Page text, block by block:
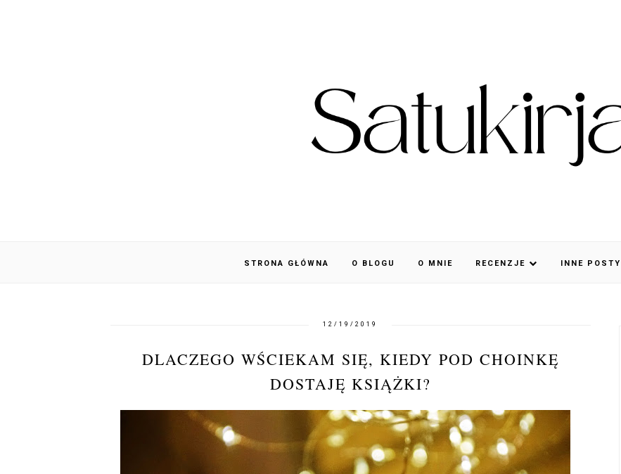
STRONA GŁÓWNA O BLOGU O MNIE RECENZJE INNE POSTY
12/19/2019
DLACZEGO WŚCIEKAM SIĘ, KIEDY POD CHOINKĘ
DOSTAJĘ KSIĄŻKI?